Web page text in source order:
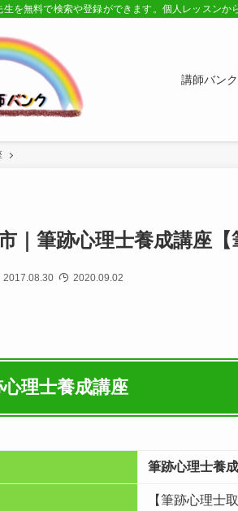
を無料で検索や登録ができます。個人レッスン
講師バン
｜筆跡心理士養成講座【
2017.08.30 2020.09.02
理士養成講座
筆跡心理士養
【筆跡心理士